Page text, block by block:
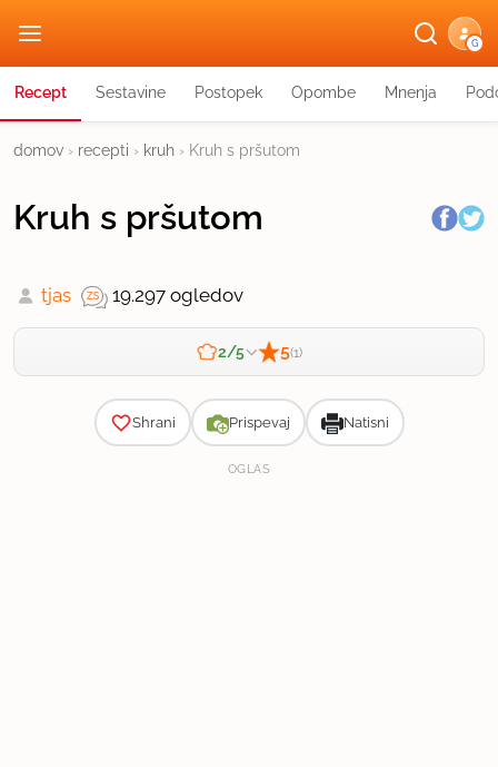
G
Recept Sestavine Postopek Opombe Mnenja
domov › recepti › kruh › Kruh s pršutom
Kruh s pršutom
tjas 19.297 ogledov
2/5 5(1)
Shrani Prispevaj Natisni
OGLAS